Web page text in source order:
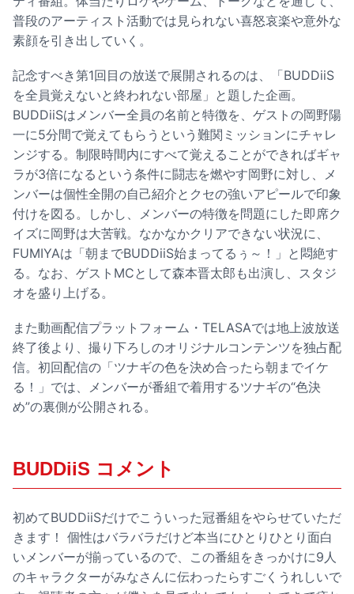
普段のアーティスト活動では見られない喜怒哀楽や意外な
素顔を引き出していく。
記念すべき第1回目の放送で展開されるのは、「BUDDiiS
を全員覚えないと終われない部屋」と題した企画。
BUDDiiSはメンバー全員の名前と特徴を、ゲストの岡野陽
一に5分間で覚えてもらうという難関ミッションにチャレ
ンジする。制限時間内にすべて覚えることができればギャ
ラが3倍になるという条件に闘志を燃やす岡野に対し、メ
ンバーは個性全開の自己紹介とクセの強いアピールで印象
付けを図る。しかし、メンバーの特徴を問題にした即席ク
イズに岡野は大苦戦。なかなかクリアできない状況に、
FUMIYAは「朝までBUDDiiS始まってるぅ～！」と悶絶す
る。なお、ゲストMCとして森本晋太郎も出演し、スタジ
オを盛り上げる。
また動画配信プラットフォーム・TELASAでは地上波放送
終了後より、撮り下ろしのオリジナルコンテンツを独占配
信。初回配信の「ツナギの色を決め合ったら朝までイケ
る！」では、メンバーが番組で着用するツナギの“色決
め”の裏側が公開される。
BUDDiiS コメント
初めてBUDDiiSだけでこういった冠番組をやらせていただ
きます！ 個性はバラバラだけど本当にひとりひとり面白
いメンバーが揃っているので、この番組をきっかけに9人
のキャラクターがみなさんに伝わったらすごくうれしいで